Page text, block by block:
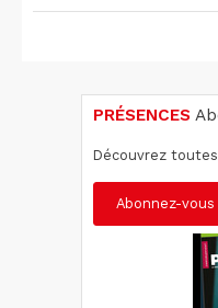
PRÉSENCES
Découvrez
Abonnez-vous